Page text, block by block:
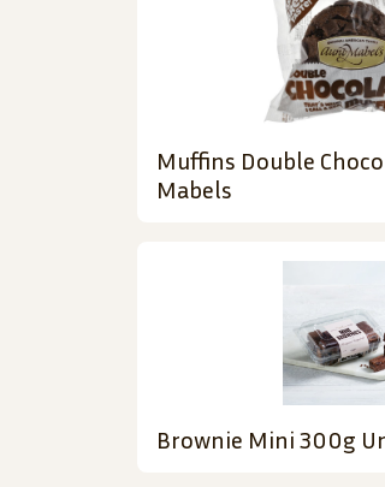
Muffins Double
Mabels
Brownie Mini 300g